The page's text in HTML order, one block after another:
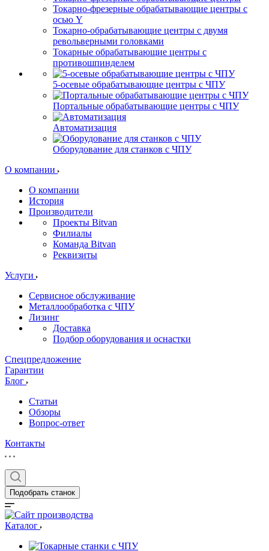
Токарно-фрезерные обрабатывающие центры с
осью Y
Токарно-обрабатывающие центры c двумя
револьверными головками
Токарные обрабатывающие центры с
противошпинделем
5-осевые обрабатывающие центры с ЧПУ
Портальные обрабатывающие центры с ЧПУ
Автоматизация
Оборудование для станков с ЧПУ
О компании
О компании
История
Производители
Проекты Bitvan
Филиалы
Команда Bitvan
Реквизиты
Услуги
Сервисное обслуживание
Металлообработка с ЧПУ
Лизинг
Доставка
Подбор оборудования и оснастки
Спецпредложение
Гарантии
Блог
Статьи
Обзоры
Вопрос-ответ
Контакты
Подобрать станок
Каталог